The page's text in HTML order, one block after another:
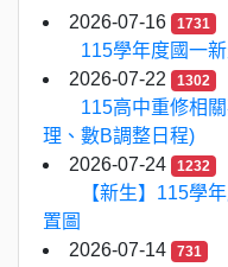
2026-07-16 1731
115學年度國一
2026-07-22
1302
115高中重修相
理、數B調整日程)
2026-07-24
1232
【新生】115學
置圖
2026-07-14
731